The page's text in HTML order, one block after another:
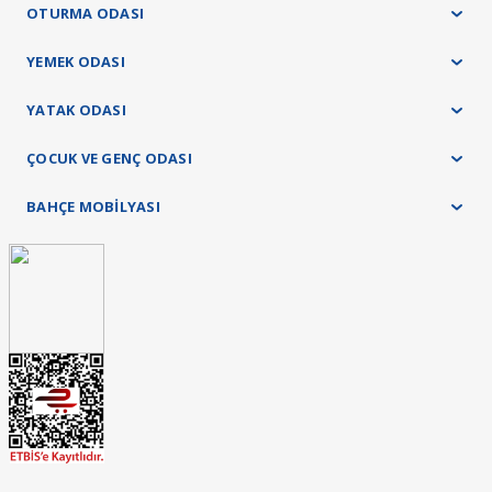
OTURMA ODASI
YEMEK ODASI
YATAK ODASI
ÇOCUK VE GENÇ ODASI
BAHÇE MOBİLYASI